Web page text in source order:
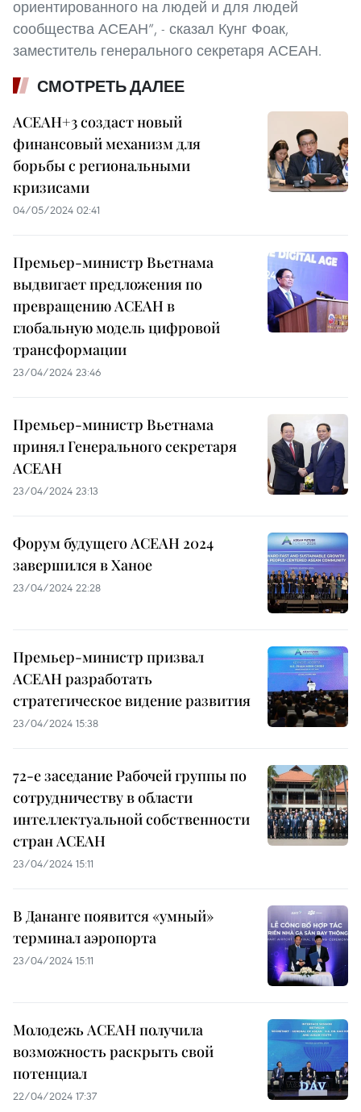
ориентированного на людей и для людей
сообщества АСЕАН”, - сказал Кунг Фоак,
заместитель генерального секретаря АСЕАН.
СМОТРЕТЬ ДАЛЕЕ
АСЕАН+3 создаст новый
финансовый механизм для
борьбы с региональными
кризисами
04/05/2024 02:41
Премьер-министр Вьетнама
выдвигает предложения по
превращению АСЕАН в
глобальную модель цифровой
трансформации
23/04/2024 23:46
Премьер-министр Вьетнама
принял Генерального секретаря
АСЕАН
23/04/2024 23:13
Форум будущего АСЕАН 2024
завершился в Ханое
23/04/2024 22:28
Премьер-министр призвал
АСЕАН разработать
стратегическое видение развития
23/04/2024 15:38
72-е заседание Рабочей группы по
сотрудничеству в области
интеллектуальной собственности
стран АСЕАН
23/04/2024 15:11
В Дананге появится «умный»
терминал аэропорта
23/04/2024 15:11
Молодежь АСЕАН получила
возможность раскрыть свой
потенциал
22/04/2024 17:37